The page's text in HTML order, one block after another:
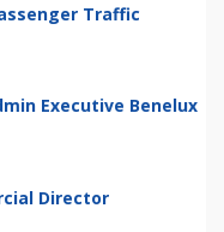
Traffic
Executive Benelux
Director